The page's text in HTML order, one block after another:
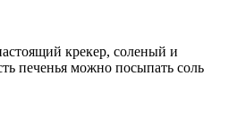
крекер, соленый и
печенья можно посыпать соль